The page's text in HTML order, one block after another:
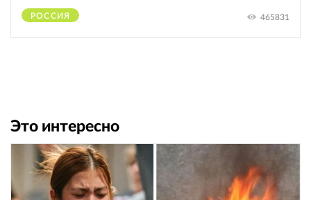
РОССИЯ 465831
Это интересно